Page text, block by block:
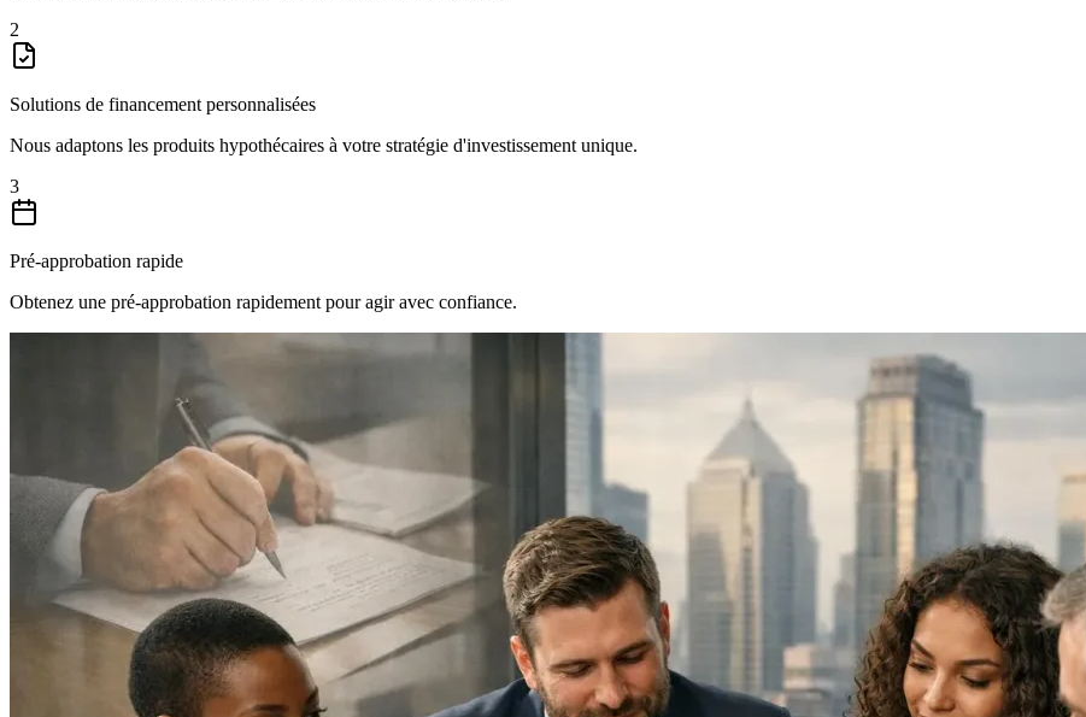
2
Solutions de financement personnalisées
Nous adaptons les produits hypothécaires à votre stratégie d'investissement unique.
3
Pré-approbation rapide
Obtenez une pré-approbation rapidement pour agir avec confiance.